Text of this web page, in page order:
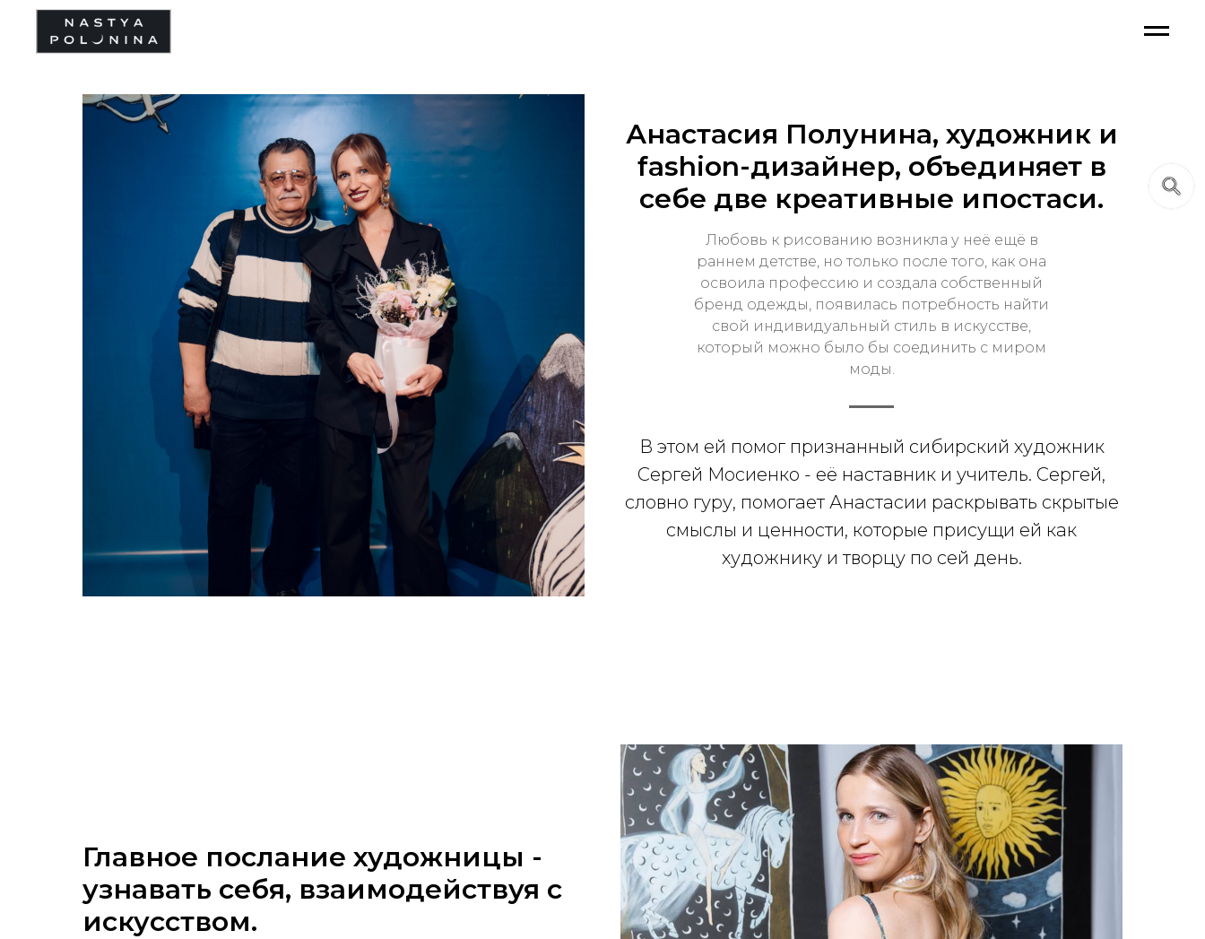
Анастасия Полунина, художник и
fashion-дизайнер, объединяет в
себе две креативные ипостаси.
Любовь к рисованию возникла у неё ещё в
раннем детстве, но только после того, как она
освоила профессию и создала собственный
бренд одежды, появилась потребность найти
свой индивидуальный стиль в искусстве,
который можно было бы соединить с миром
моды.
В этом ей помог признанный сибирский художник
Сергей Мосиенко - её наставник и учитель. Сергей,
словно гуру, помогает Анастасии раскрывать скрытые
смыслы и ценности, которые присущи ей как
художнику и творцу по сей день.
Главное послание художницы -
узнавать себя, взаимодействуя с
искусством.